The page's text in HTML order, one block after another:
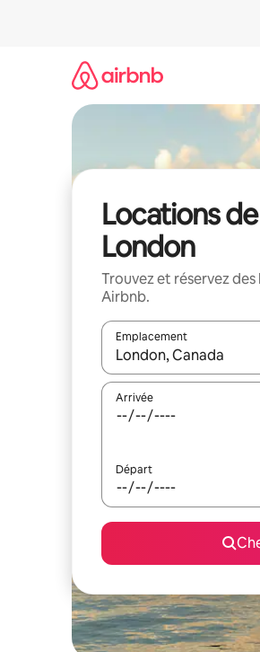
Locations
London
Trouvez et réservez
Airbnb.
Emplacement
Quand les résultats sont
Arrivée
Départ